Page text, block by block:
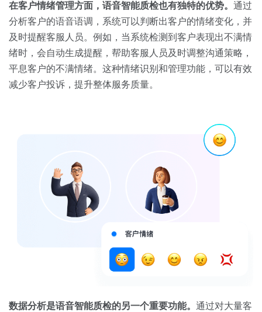
在客户情绪管理方面，语音智能质检也有独特的优势。 通过
分析客户的语音语调，系统可以判断出客户的情绪变化，并
及时提醒客服人员。例如，当系统检测到客户表现出不满情
绪时，会自动生成提醒，帮助客服人员及时调整沟通策略，
平息客户的不满情绪。这种情绪识别和管理功能，可以有效
减少客户投诉，提升整体服务质量。
数据分析是语音智能质检的另一个重要功能。 通过对大量客